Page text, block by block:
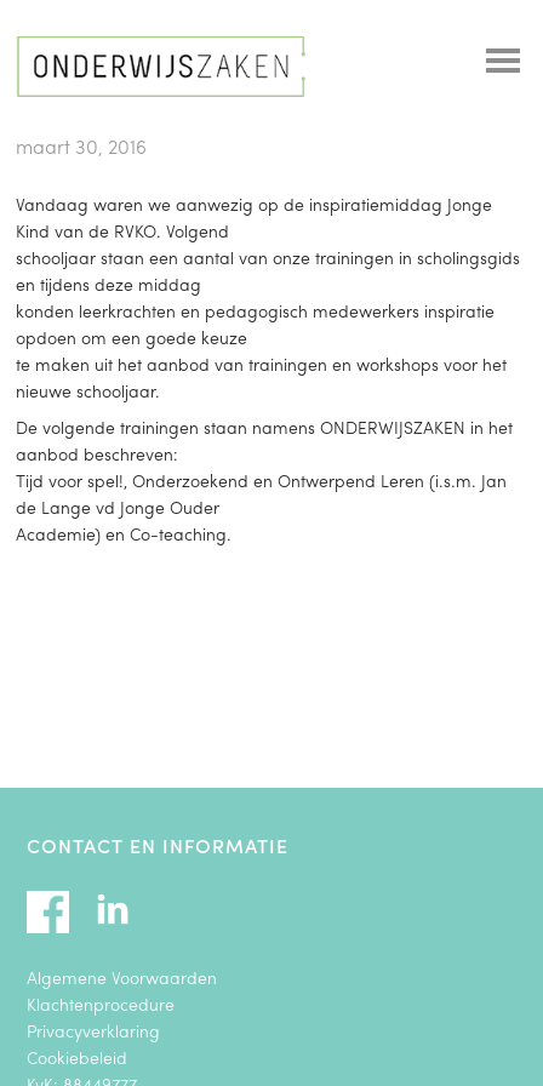
maart 30, 2016
Vandaag waren we aanwezig op de inspiratiemiddag Jonge
Kind van de RVKO. Volgend
schooljaar staan een aantal van onze trainingen in scholingsgids
en tijdens deze middag
konden leerkrachten en pedagogisch medewerkers inspiratie
opdoen om een goede keuze
te maken uit het aanbod van trainingen en workshops voor het
nieuwe schooljaar.
De volgende trainingen staan namens ONDERWIJSZAKEN in het
aanbod beschreven:
Tijd voor spel!, Onderzoekend en Ontwerpend Leren (i.s.m. Jan
de Lange vd Jonge Ouder
Academie) en Co-teaching.
CONTACT EN INFORMATIE
Algemene Voorwaarden
Klachtenprocedure
Privacyverklaring
Cookiebeleid